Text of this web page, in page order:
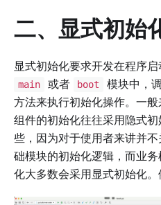
二、显式初始
显式初始化要求开发在程序
main 或者 boot
模块中，
方法来执行初始化操作。一
组件的初始化往往采用隐式初
些，因为对于使用者来讲并
础模块的初始化逻辑，而业
化大多数会采用显式初始化。